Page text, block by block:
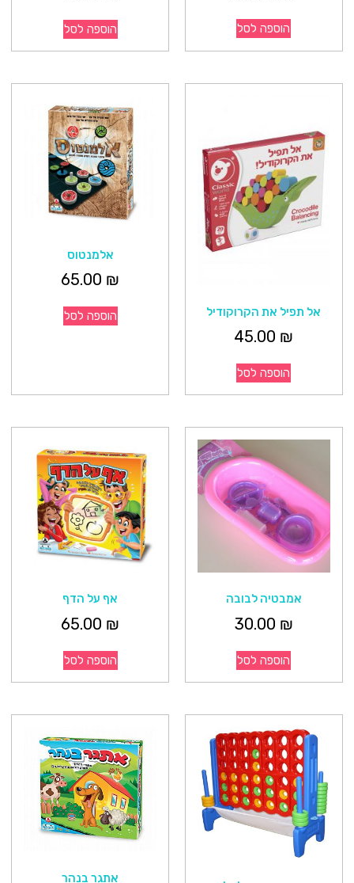
הוספה לסל הוספה לסל
אל תפיל את הקרוקודיל
45.00 ₪
הוספה לסל
אלמנטוס
65.00 ₪
הוספה לסל
אמבטיה לבובה
30.00 ₪
הוספה לסל
אף על הדף
65.00 ₪
הוספה לסל
אתגר בנהר